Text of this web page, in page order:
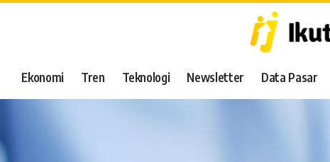
Ekonomi Tren Teknologi Newsletter Data Pasar